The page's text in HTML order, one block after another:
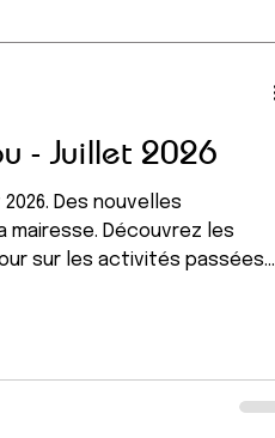
- Juillet 2026
Des nouvelles
Découvrez les
sur les activités passées...